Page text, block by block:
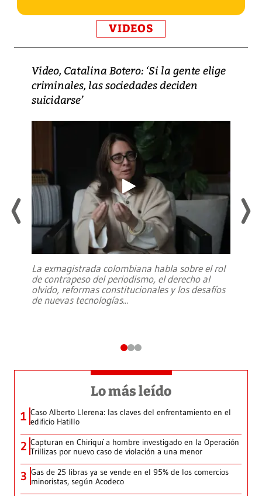
VIDEOS
Video, Catalina Botero: ‘Si la gente elige
criminales, las sociedades deciden
suicidarse’
La exmagistrada colombiana habla sobre el rol
de contrapeso del periodismo, el derecho al
olvido, reformas constitucionales y los desafíos
de nuevas tecnologías...
Lo más leído
1 Caso Alberto Llerena: las claves del enfrentamiento en el
edificio Hatillo
2 Capturan en Chiriquí a hombre investigado en la Operación
Trillizas por nuevo caso de violación a una menor
3 Gas de 25 libras ya se vende en el 95% de los comercios
minoristas, según Acodeco